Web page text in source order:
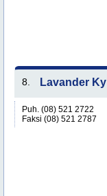
8. Lavander Ky
Puh. (08) 521 2722
Faksi (08) 521 2787